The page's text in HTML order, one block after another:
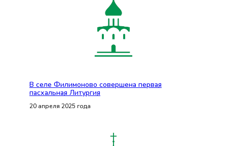
В селе Филимоново совершена первая
пасхальная Литургия
20 апреля 2025 года